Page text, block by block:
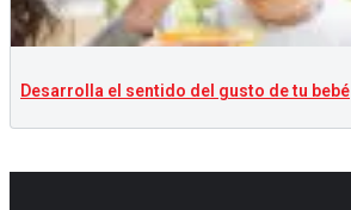
Desarrolla el sentido del gusto de tu bebé